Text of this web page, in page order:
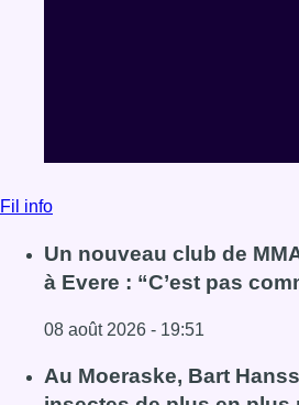
Fil info
Un nouveau club de
à Evere : “C’est pas
08 août 2026 - 19:51
Lire l'article Un nouveau club de
Au Moeraske, Bart